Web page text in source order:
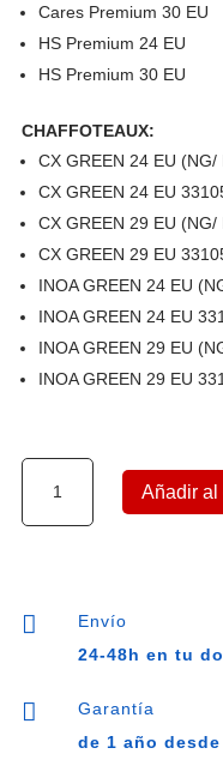
Cares Premium 30 EU
HS Premium 24 EU
HS Premium 30 EU
CHAFFOTEAUX:
CX GREEN 24 EU
CX GREEN 24 EU
CX GREEN 29 EU
CX GREEN 29 EU
INOA GREEN 24 EU
INOA GREEN 24 EU
INOA GREEN 29 EU
INOA GREEN 29 EU
gas
SIGMA
Añadir al

Envío
24-48h en tu

Garantía
de 1 año